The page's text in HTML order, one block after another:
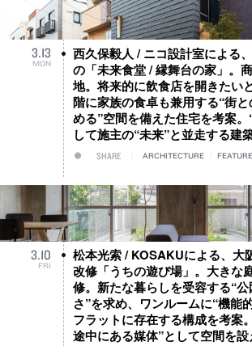
3.13
MON
西久保毅人 / ニコ設計室による
の「未来食堂 / 縁舞台の家」。
地。将来的に飲食店を開きたい
階に家族の食卓も兼用する“街
める”空間を備えた住宅を考案
して施主の“未来”と並走する建
SHARE ARCHITECTURE FEATURE
3.10
FRI
松本光索 / KOSAKUによる、大
改修「うちの遊び場」。大きな
修。新たな暮らしを受容する“
さ”を求め、ワンルームに“機能
フラットに存在する構成を考案
途中にある媒体”として空間を設